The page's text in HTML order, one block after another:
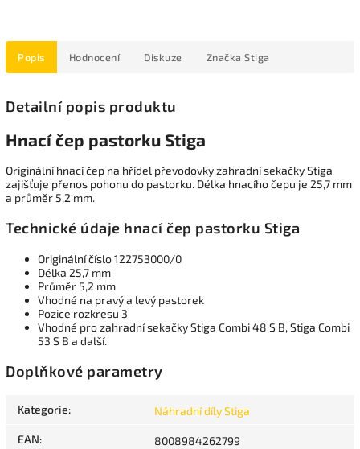
Popis Hodnocení Diskuze Značka Stiga
Detailní popis produktu
Hnací čep pastorku Stiga
Originální hnací čep na hřídel převodovky zahradní sekačky Stiga
zajišťuje přenos pohonu do pastorku. Délka hnacího čepu je 25,7 mm
a průměr 5,2 mm.
Technické údaje hnací čep pastorku Stiga
Originální číslo 122753000/0
Délka 25,7 mm
Průměr 5,2 mm
Vhodné na pravý a levý pastorek
Pozice rozkresu 3
Vhodné pro zahradní sekačky Stiga Combi 48 S B, Stiga Combi
53 S B a další.
Doplňkové parametry
Kategorie: Náhradní díly Stiga
EAN: 8008984262799